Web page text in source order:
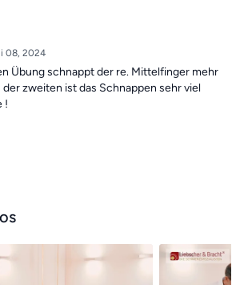
08, 2024
Übung schnappt der re. Mittelfinger mehr
der zweiten ist das Schnappen sehr viel
!